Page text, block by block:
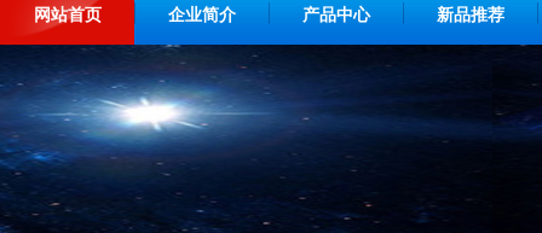
网站首页 企业简介 产品中心 新品推荐